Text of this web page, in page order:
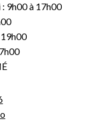
9h00 à 17h00